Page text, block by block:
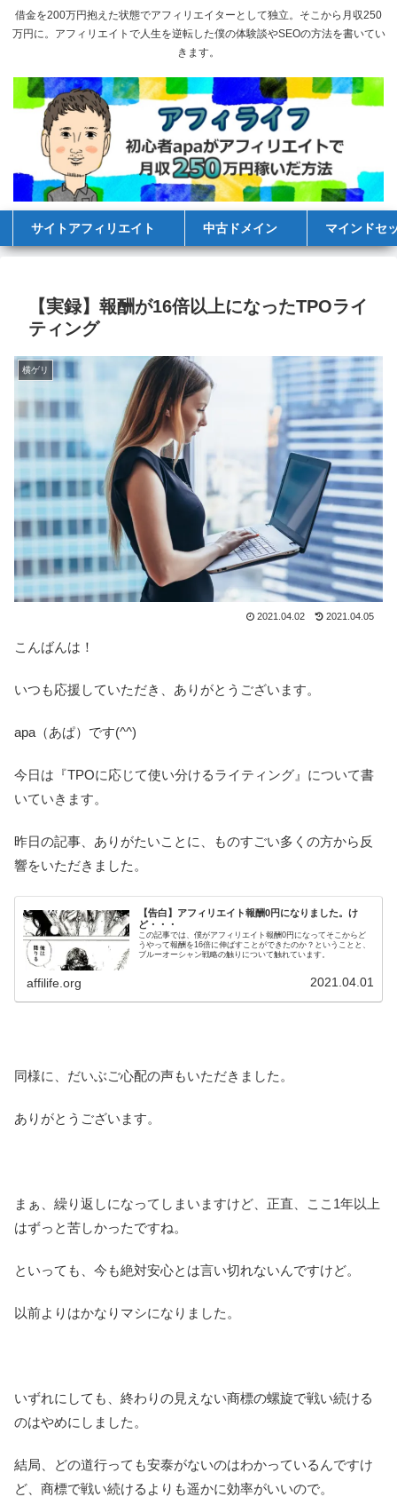
借金を200万円抱えた状態でアフィリエイターとして独立。そこから月収250
万円に。アフィリエイトで人生を逆転した僕の体験談やSEOの方法を書いてい
きます。
サイトアフィリエイト 中古ドメイン マインドセ
【実録】報酬が16倍以上になったTPOライ
ティング
横ゲリ
2021.04.02 2021.04.05
こんばんは！
いつも応援していただき、ありがとうございます。
apa（あぱ）です(^^)
今日は『TPOに応じて使い分けるライティング』について書
いていきます。
昨日の記事、ありがたいことに、ものすごい多くの方から反
響をいただきました。
【告白】アフィリエイト報酬0円になりました。け
ど・・・
この記事では、僕がアフィリエイト報酬0円になってそこからど
うやって報酬を16倍に伸ばすことができたのか？ということと、
ブルーオーシャン戦略の触りについて触れています。
affilife.org 2021.04.01
同様に、だいぶご心配の声もいただきました。
ありがとうございます。
まぁ、繰り返しになってしまいますけど、正直、ここ1年以上
はずっと苦しかったですね。
といっても、今も絶対安心とは言い切れないんですけど。
以前よりはかなりマシになりました。
いずれにしても、終わりの見えない商標の螺旋で戦い続ける
のはやめにしました。
結局、どの道行っても安泰がないのはわかっているんですけ
ど、商標で戦い続けるよりも遥かに効率がいいので。